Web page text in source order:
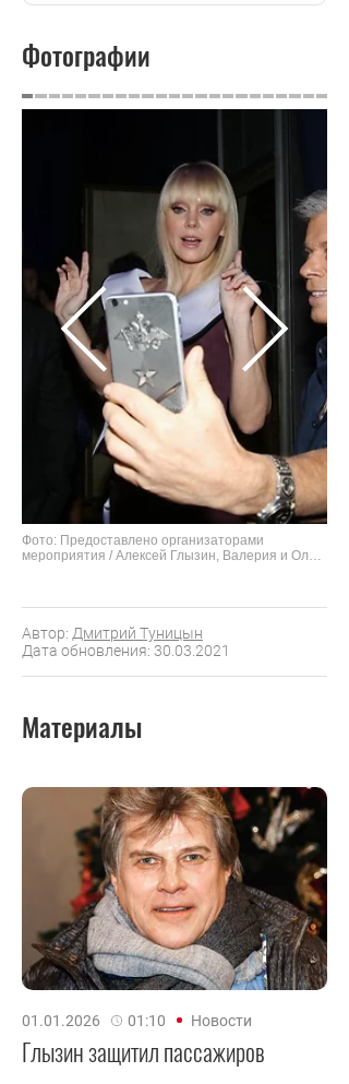
Фотографии
Фото: Предоставлено организаторами
мероприятия / Алексей Глызин, Валерия и Олег
Автор: Дмитрий Туницын
Дата обновления: 30.03.2021
Материалы
01.01.2026 01:10 Новости
Глызин защитил пассажиров